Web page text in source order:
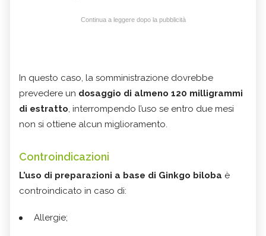
Continua a leggere dopo la pubblicità
In questo caso, la somministrazione dovrebbe
prevedere un dosaggio di almeno 120 milligrammi
di estratto, interrompendo l’uso se entro due mesi
non si ottiene alcun miglioramento.
Controindicazioni
L’uso di preparazioni a base di Ginkgo biloba è
controindicato in caso di:
Allergie;